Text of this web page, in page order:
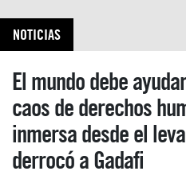
NOTICIAS
El mundo debe
caos de derechos
inmersa desde el
derrocó a Gadafi